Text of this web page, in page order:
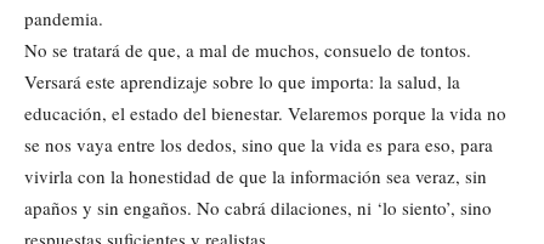
pandemia.
No se tratará de que, a mal de muchos, consuelo de tontos.
Versará este aprendizaje sobre lo que importa: la salud, la
educación, el estado del bienestar. Velaremos porque la vida no
se nos vaya entre los dedos, sino que la vida es para eso, para
vivirla con la honestidad de que la información sea veraz, sin
apaños y sin engaños. No cabrá dilaciones, ni ‘lo siento’, sino
respuestas suficientes y realistas.